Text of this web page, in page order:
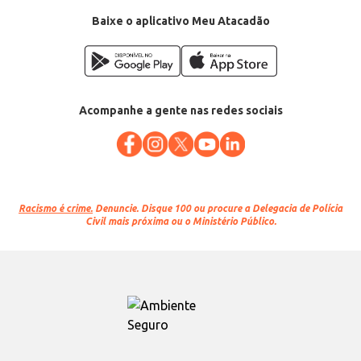
Baixe o aplicativo Meu Atacadão
Acompanhe a gente nas redes sociais
Racismo é crime. Denuncie. Disque 100 ou procure a Delegacia de Polícia
Civil mais próxima ou o Ministério Público.